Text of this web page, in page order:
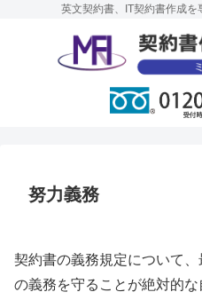
英文契約書、IT契約書作成を
努力義務
契約書の義務規定について
の義務を守ることが絶対的